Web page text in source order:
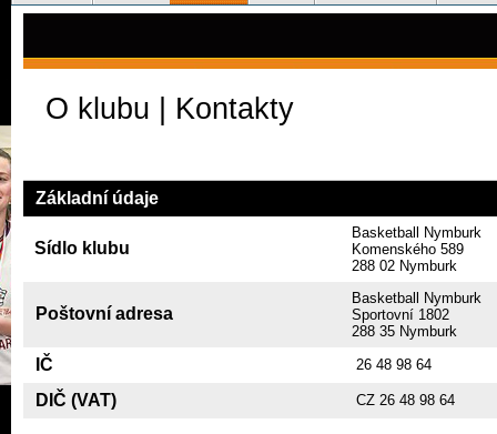
O klubu | Kontakty
Základní údaje
Sídlo klubu
Basketball Nymburk
Komenského 589
288 02 Nymburk
Poštovní adresa
Basketball Nymburk
Sportovní 1802
288 35 Nymburk
IČ 26 48 98 64
DIČ (VAT) CZ 26 48 98 64